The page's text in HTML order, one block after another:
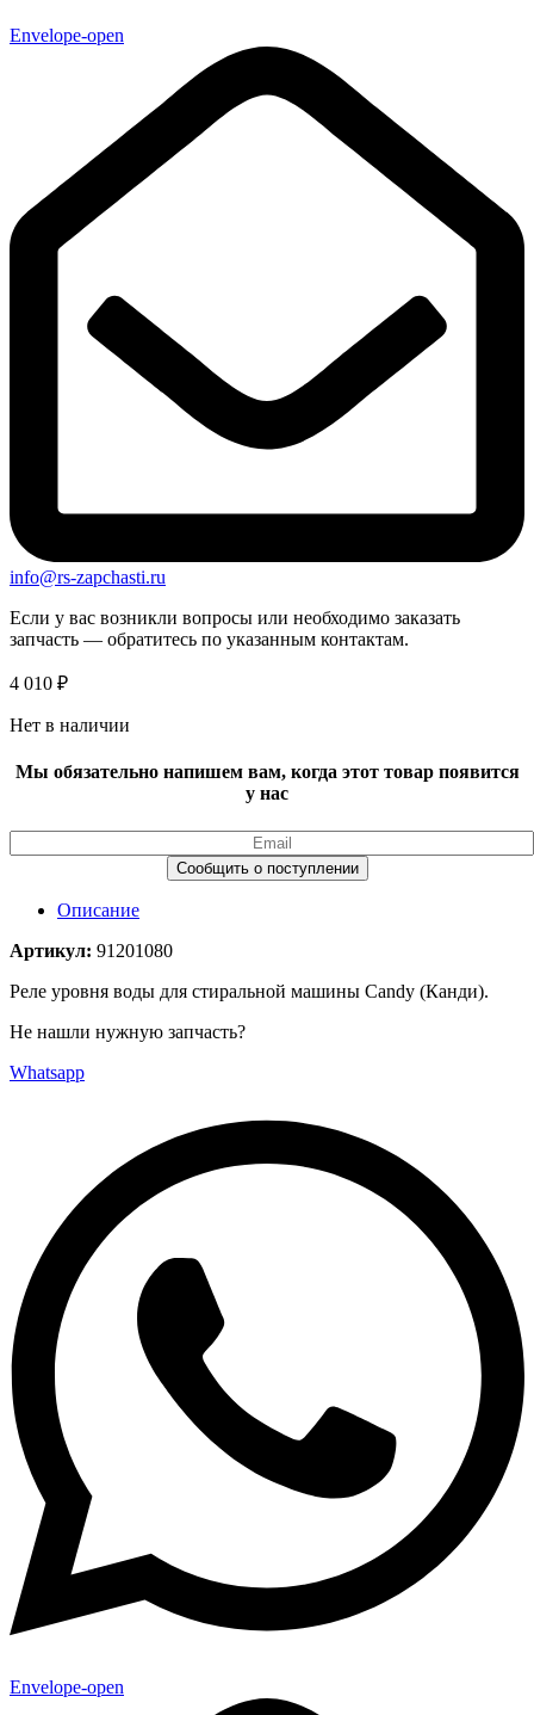
Envelope-open
info@rs-zapchasti.ru
Если у вас возникли вопросы или необходимо заказать
запчасть — обратитесь по указанным контактам.
4 010 ₽
Нет в наличии
Мы обязательно напишем вам, когда этот товар появится
у нас
Описание
Артикул: 91201080
Реле уровня воды для стиральной машины Candy (Канди).
Не нашли нужную запчасть?
Whatsapp
Envelope-open